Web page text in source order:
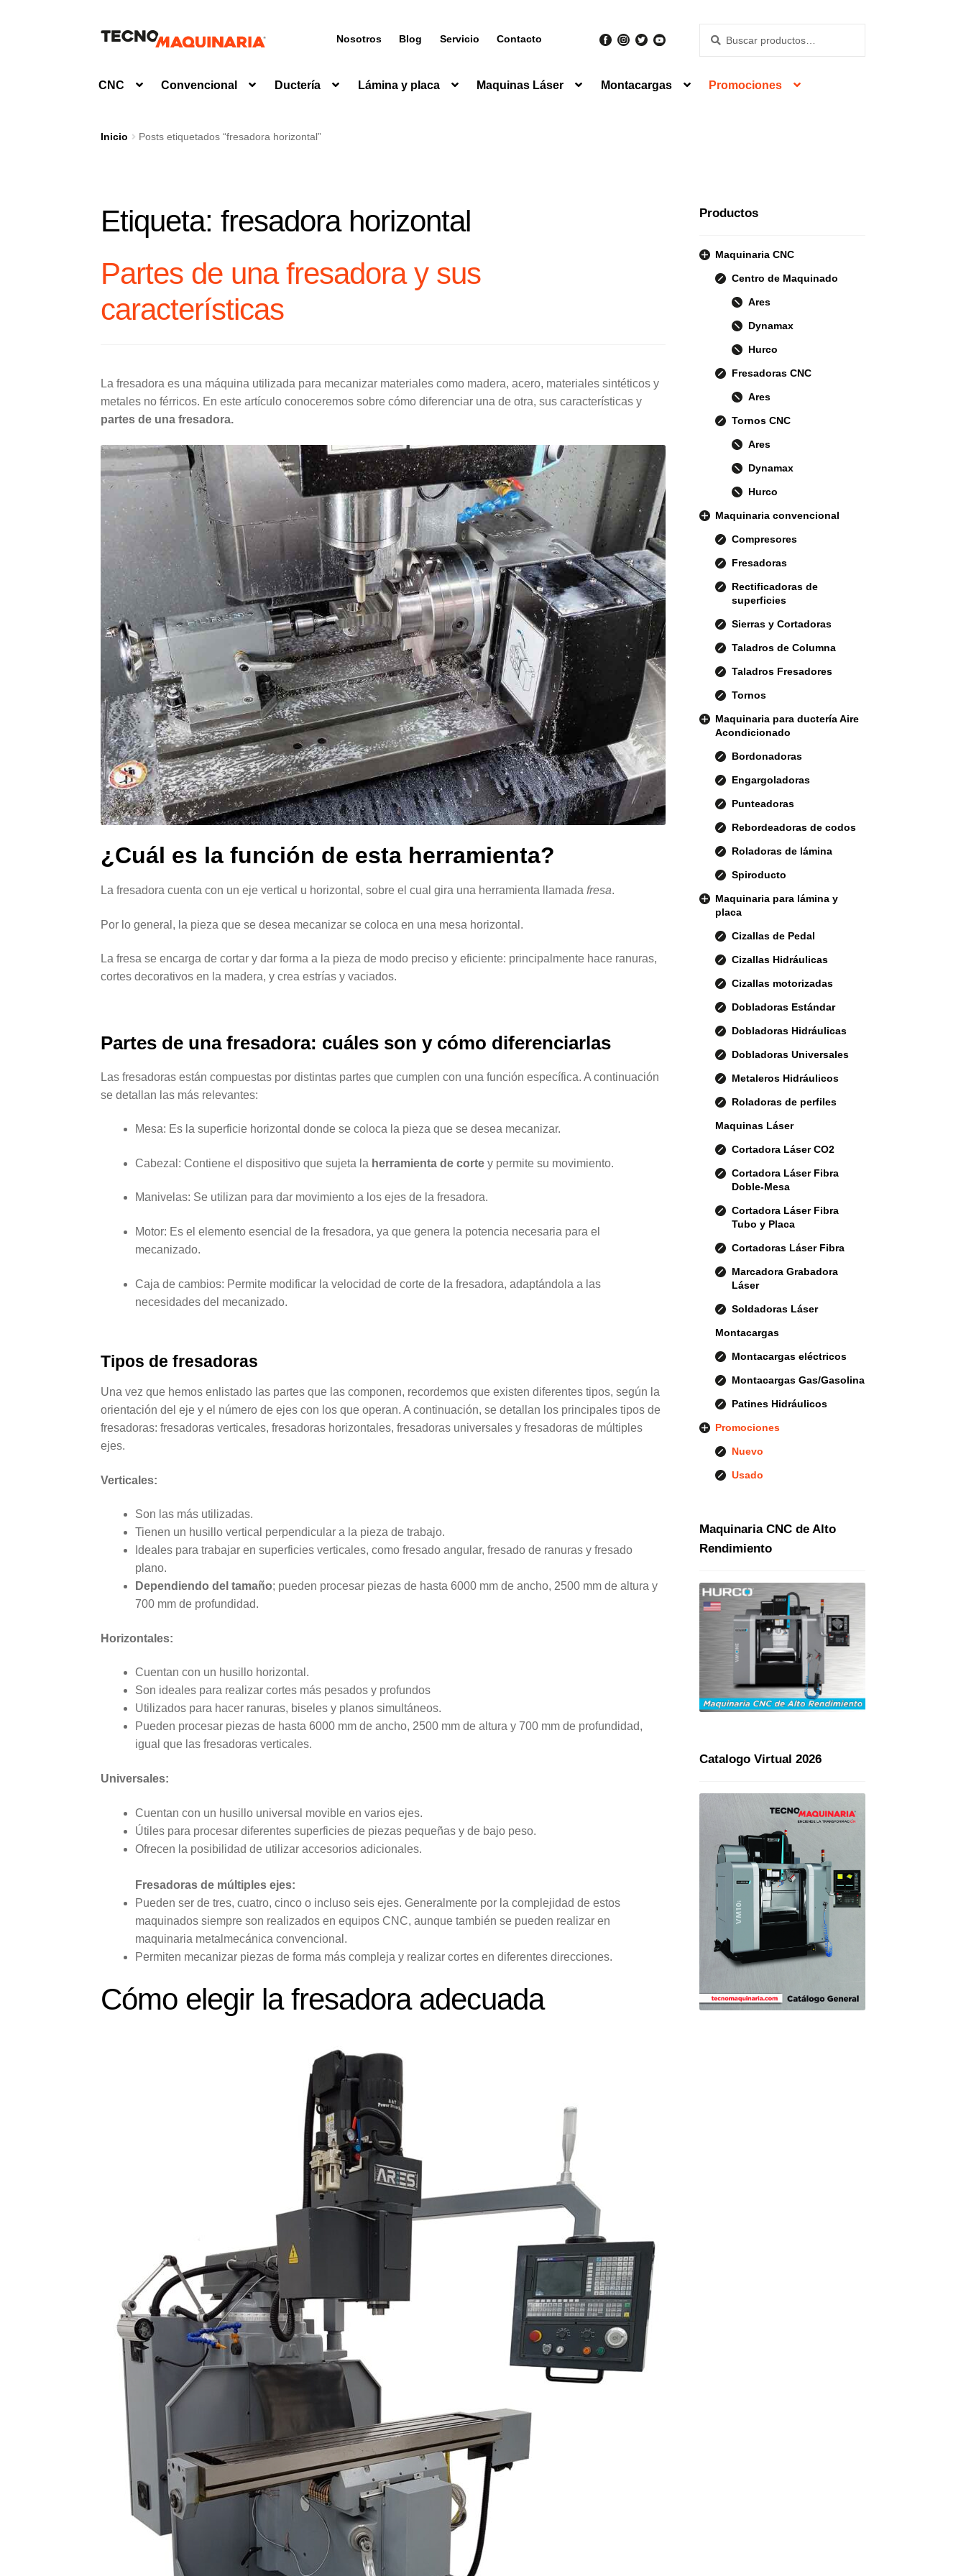
navegación
Nosotros Blog Servicio Contacto
por:
CNC Convencional Ductería Lámina y placa Maquinas Láser Montacargas Promociones
Inicio Posts etiquetados “fresadora horizontal”
Etiqueta:fresadora horizontal
Partes de una fresadora y sus
características
La fresadora es una máquina utilizada para mecanizar materiales como madera, acero, materiales sintéticos y
metales no férricos. En este artículo conoceremos sobre cómo diferenciar una de otra, sus características y
partes de una fresadora.
¿Cuál es la función de esta herramienta?
La fresadora cuenta con un eje vertical u horizontal, sobre el cual gira una herramienta llamadafresa.
Por lo general, la pieza que se desea mecanizar se coloca en una mesa horizontal.
La fresa se encarga de cortar y dar forma a la pieza de modo preciso y eficiente: principalmente hace ranuras,
cortes decorativos en la madera, y crea estrías y vaciados.
Partes de una fresadora: cuáles son y cómo diferenciarlas
Las fresadoras están compuestas por distintas partes que cumplen con una función específica. A continuación
se detallan las más relevantes:
Mesa: Es la superficie horizontal donde se coloca la pieza que se desea mecanizar.
Cabezal: Contiene el dispositivo que sujeta la herramienta de corte y permite su movimiento.
Manivelas: Se utilizan para dar movimiento a los ejes de la fresadora.
Motor: Es el elemento esencial de la fresadora, ya que genera la potencia necesaria para el
mecanizado.
Caja de cambios: Permite modificar la velocidad de corte de la fresadora, adaptándola a las
necesidades del mecanizado.
Tipos de fresadoras
Una vez que hemos enlistado las partes que las componen, recordemos que existen diferentes tipos, según la
orientación del eje y el número de ejes con los que operan. A continuación, se detallan los principales tipos de
fresadoras: fresadoras verticales, fresadoras horizontales, fresadoras universales y fresadoras de múltiples
ejes.
Verticales:
Son las más utilizadas.
Tienen un husillo vertical perpendicular a la pieza de trabajo.
Ideales para trabajar en superficies verticales, como fresado angular, fresado de ranuras y fresado
plano.
Dependiendo del tamaño; pueden procesar piezas de hasta 6000 mm de ancho, 2500 mm de altura y
700 mm de profundidad.
Horizontales:
Cuentan con un husillo horizontal.
Son ideales para realizar cortes más pesados y profundos
Utilizados para hacer ranuras, biseles y planos simultáneos.
Pueden procesar piezas de hasta 6000 mm de ancho, 2500 mm de altura y 700 mm de profundidad,
igual que las fresadoras verticales.
Universales:
Cuentan con un husillo universal movible en varios ejes.
Útiles para procesar diferentes superficies de piezas pequeñas y de bajo peso.
Ofrecen la posibilidad de utilizar accesorios adicionales.
Fresadoras de múltiples ejes:
Pueden ser de tres, cuatro, cinco o incluso seis ejes. Generalmente por la complejidad de estos
maquinados siempre son realizados en equipos CNC, aunque también se pueden realizar en
maquinaria metalmecánica convencional.
Permiten mecanizar piezas de forma más compleja y realizar cortes en diferentes direcciones.
Cómo elegir la fresadora adecuada
Productos
Maquinaria CNC
Centro de Maquinado
Ares
Dynamax
Hurco
Fresadoras CNC
Ares
Tornos CNC
Ares
Dynamax
Hurco
Maquinaria convencional
Compresores
Fresadoras
Rectificadoras de
superficies
Sierras y Cortadoras
Taladros de Columna
Taladros Fresadores
Tornos
Maquinaria para ductería Aire
Acondicionado
Bordonadoras
Engargoladoras
Punteadoras
Rebordeadoras de codos
Roladoras de lámina
Spiroducto
Maquinaria para lámina y
placa
Cizallas de Pedal
Cizallas Hidráulicas
Cizallas motorizadas
Dobladoras Estándar
Dobladoras Hidráulicas
Dobladoras Universales
Metaleros Hidráulicos
Roladoras de perfiles
Maquinas Láser
Cortadora Láser CO2
Cortadora Láser Fibra
Doble-Mesa
Cortadora Láser Fibra
Tubo y Placa
Cortadoras Láser Fibra
Marcadora Grabadora
Láser
Soldadoras Láser
Montacargas
Montacargas eléctricos
Montacargas Gas/Gasolina
Patines Hidráulicos
Promociones
Nuevo
Usado
Maquinaria CNC de Alto
Rendimiento
Catalogo Virtual 2026